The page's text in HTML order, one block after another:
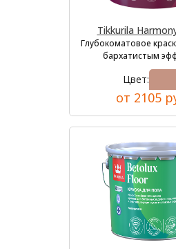
Tikkurila
Глубокоматовое
бархатистым
Цвет:
от 2105